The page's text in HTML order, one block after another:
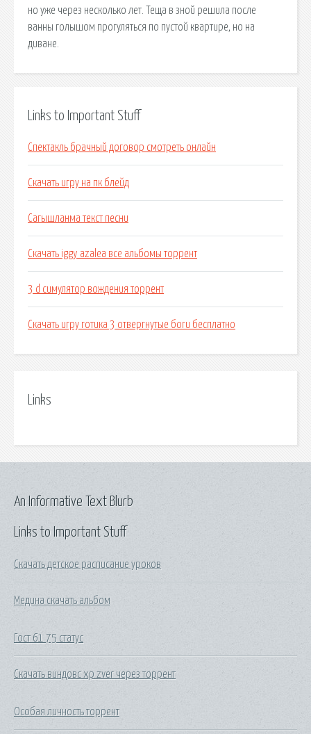
но уже через несколько лет. Теща в зной решила после
ванны голышом прогуляться по пустой квартире, но на
диване.
Links to Important Stuff
Спектакль брачный договор смотреть онлайн
Скачать игру на пк блейд
Сагышланма текст песни
Скачать iggy azalea все альбомы торрент
3 d симулятор вождения торрент
Скачать игру готика 3 отвергнутые боги бесплатно
Links
Links to Important Stuff
Скачать детское расписание уроков
Медина скачать альбом
Гост 61 75 статус
Скачать виндовс хр zver через торрент
Особая личность торрент
An Informative Text Blurb